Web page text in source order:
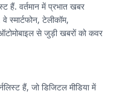
हैं. वर्तमान में प्रभात खबर
टेलीकॉम,
से जुड़ी खबरों को कवर
हैं, जो डिजिटल मीडिया में